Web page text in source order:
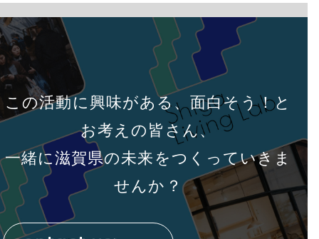
この活動に興味がある、面白そう！と
お考えの皆さん、
一緒に滋賀県の未来をつくっていきま
せんか？